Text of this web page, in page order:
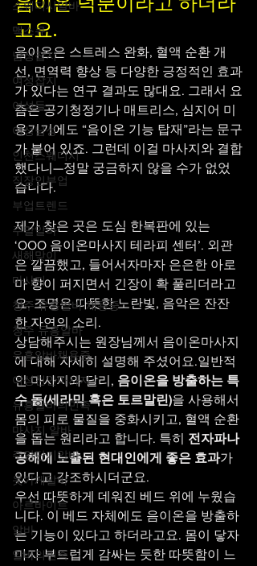
스웨디시알바
맥스큐
남성잡지
여성잡지
여성들
여성남성
인천스웨디시
직장인부업
부업트렌드
주말알바
새해맞이
마사지
청주 유흥알바 채용중
청주 유흥알바
유흥알바채용중
여성천안마사지
유흥알바의민족
마사지 알바
주안단기알바
옷가게알바
아르바이트
알바
알바의민족
고요.
음이온은 스트레스 완화, 혈액 순환 개
선, 면역력 향상 등 다양한 긍정적인 효과
가 있다는 연구 결과도 많대요. 그래서 요
즘은 공기청정기나 매트리스, 심지어 미
용기기에도 “음이온 기능 탑재”라는 문구
가 붙어 있죠. 그런데 이걸 마사지와 결합
했다니—정말 궁금하지 않을 수가 없었
습니다.
제가 찾은 곳은 도심 한복판에 있는
‘OOO 음이온마사지 테라피 센터’. 외관
은 깔끔했고, 들어서자마자 은은한 아로
마 향이 퍼지면서 긴장이 확 풀리더라고
요. 조명은 따뜻한 노란빛, 음악은 잔잔
한 자연의 소리.
상담해주시는 원장님께서 음이온마사지
에 대해 자세히 설명해 주셨어요.일반적
인 마사지와 달리, 음이온을 방출하는 특
수 돌(세라믹 혹은 토르말린)을 사용해서
몸의 피로 물질을 중화시키고, 혈액 순환
을 돕는 원리라고 합니다. 특히 전자파나
공해에 노출된 현대인에게 좋은 효과가
있다고 강조하시더군요.
우선 따뜻하게 데워진 베드 위에 누웠습
니다. 이 베드 자체에도 음이온을 방출하
는 기능이 있다고 하더라고요. 몸이 닿자
마자 부드럽게 감싸는 듯한 따뜻함이 느